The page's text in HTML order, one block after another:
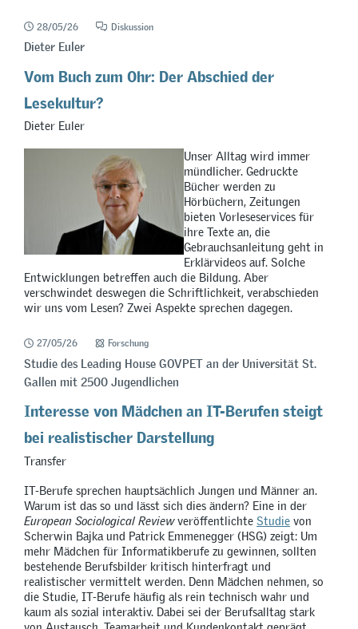
28/05/26 Diskussion
Dieter Euler
Vom Buch zum Ohr: Der Abschied der
Lesekultur?
Dieter Euler
Unser Alltag wird immer
mündlicher. Gedruckte
Bücher werden zu
Hörbüchern, Zeitungen
bieten Vorleseservices für
ihre Texte an, die
Gebrauchsanleitung geht in
Erklärvideos auf. Solche
Entwicklungen betreffen auch die Bildung. Aber
verschwindet deswegen die Schriftlichkeit, verabschieden
wir uns vom Lesen? Zwei Aspekte sprechen dagegen.
27/05/26 Forschung
Studie des Leading House GOVPET an der Universität St.
Gallen mit 2500 Jugendlichen
Interesse von Mädchen an IT-Berufen steigt
bei realistischer Darstellung
Transfer
IT-Berufe sprechen hauptsächlich Jungen und Männer an.
Warum ist das so und lässt sich dies ändern? Eine in der
European Sociological Reviewveröffentlichte Studie von
Scherwin Bajka und Patrick Emmenegger (HSG) zeigt: Um
mehr Mädchen für Informatikberufe zu gewinnen, sollten
bestehende Berufsbilder kritisch hinterfragt und
realistischer vermittelt werden. Denn Mädchen nehmen, so
die Studie, IT-Berufe häufig als rein technisch wahr und
kaum als sozial interaktiv. Dabei sei der Berufsalltag stark